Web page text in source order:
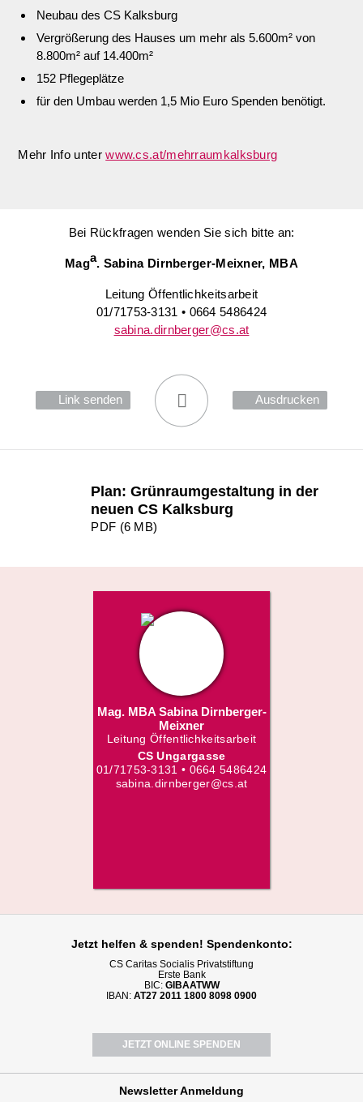
Neubau des CS Kalksburg
Vergrößerung des Hauses um mehr als 5.600m² von
8.800m² auf 14.400m²
152 Pflegeplätze
für den Umbau werden 1,5 Mio Euro Spenden benötigt.
Mehr Info unterwww.cs.at/mehrraumkalksburg
Bei Rückfragen wenden Sie sich bitte an:
Maga. Sabina Dirnberger-Meixner, MBA
Leitung Öffentlichkeitsarbeit
01/71753-3131 • 0664 5486424
sabina.dirnberger@cs.at
Link senden Ausdrucken
Plan: Grünraumgestaltung in der
neuen CS Kalksburg
PDF (6 MB)
Mag. MBA Sabina Dirnberger-
Meixner
Leitung Öffentlichkeitsarbeit
CS Ungargasse
01/71753-3131 • 0664 5486424
sabina.dirnberger@cs.at
Jetzt helfen & spenden! Spendenkonto:
CS Caritas Socialis Privatstiftung
Erste Bank
BIC: GIBAATWW
IBAN: AT27 2011 1800 8098 0900
JETZT ONLINE SPENDEN
NewsletterAnmeldung